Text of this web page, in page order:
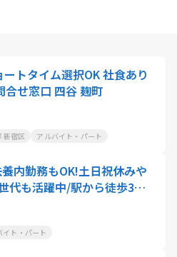
トタイム選択OK 社食あり
合せ窓口 四谷 麹町
新宿区 アルバイト・パート
内勤務もOK!土日祝休みや
代も活躍中/駅から徒歩3分/
イト・パート